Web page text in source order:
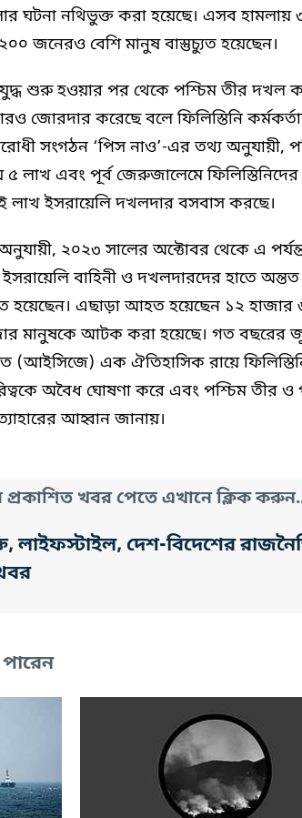
ঘটনা নথিভুক্ত করা হয়েছে। এসব
জনেরও বেশি মানুষ বাস্তুচ্যুত হয়েছেন।
শুরু হওয়ার পর থেকে পশ্চিম তীর দখল
জোরদার করেছে বলে ফিলিস্তিনি
সংগঠন ‘পিস নাও’-এর তথ্য অনুযায়ী,
লাখ এবং পূর্ব জেরুজালেমে
লাখ ইসরায়েলি দখলদার বসবাস করছে।
অনুযায়ী, ২০২৩ সালের অক্টোবর থেকে এ
বাহিনী ও দখলদারদের হাতে
হয়েছেন। এছাড়া আহত হয়েছেন ১২ হাজার
মানুষকে আটক করা হয়েছে। গত বছরের
(আইসিজে) এক ঐতিহাসিক রায়ে
অবৈধ ঘোষণা করে এবং পশ্চিম তীর ও
আহ্বান জানায়।
খবর পেতে এখানে ক্লিক
লাইফস্টাইল, দেশ-বিদেশের